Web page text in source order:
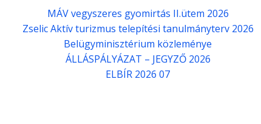
MÁV vegyszeres gyomirtás II.ütem 2026
Zselic Aktív turizmus telepítési tanulmányterv 2026
Belügyminisztérium közleménye
ÁLLÁSPÁLYÁZAT – JEGYZŐ 2026
ELBÍR 2026 07